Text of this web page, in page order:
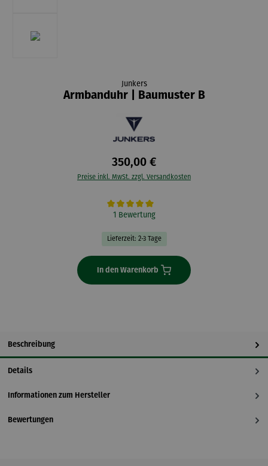
Junkers
Armbanduhr | Baumuster B
350,00 €
Preise inkl. MwSt. zzgl. Versandkosten
Durchschnittliche Bewertung von 5 von 5 Sternen
1 Bewertung
Lieferzeit: 2-3 Tage
In den Warenkorb
Beschreibung
Details
Informationen zum Hersteller
Bewertungen